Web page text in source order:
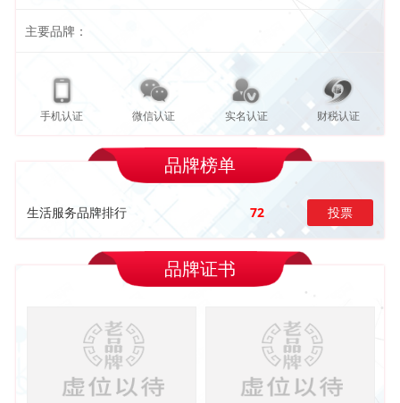
主要品牌：
手机认证 微信认证 实名认证 财税认证
品牌榜单
生活服务品牌排行 72 投票
品牌证书